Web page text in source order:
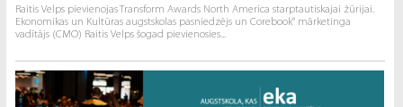
Raitis Velps pievienojas Transform Awards North America starptautiskajai žūrijai.
Ekonomikas un Kultūras augstskolas pasniedzējs un Corebook° mārketinga
vadītājs (CMO) Raitis Velps šogad pievienosies...